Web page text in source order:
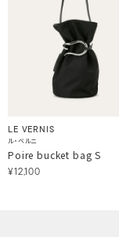
LE VERNIS
ル・ベルニ
Poire bucket bag S
¥12,100